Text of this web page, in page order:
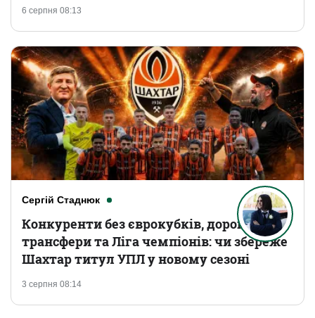
6 серпня 08:13
Сергій Стаднюк
3 серпня 08:14
Конкуренти без єврокубків, дорогі
трансфери та Ліга чемпіонів: чи збереже
Шахтар титул УПЛ у новому сезоні